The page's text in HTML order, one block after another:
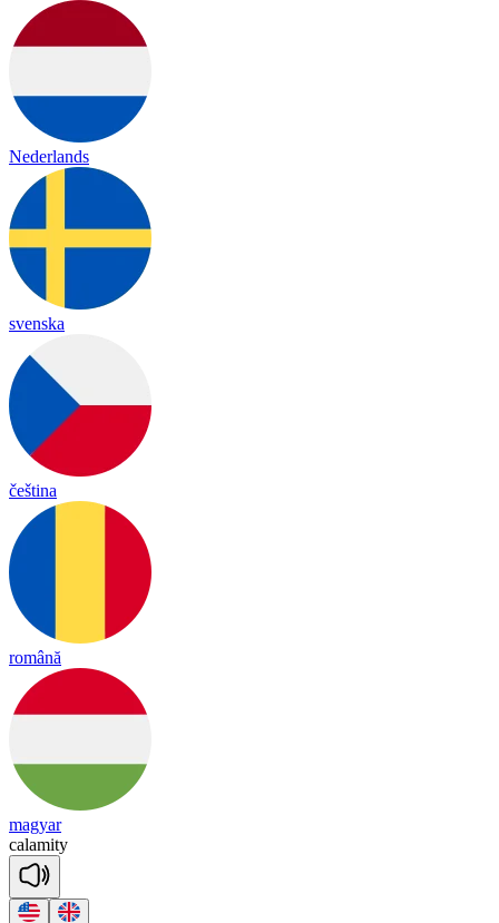
Nederlands
svenska
čeština
română
magyar
calamity